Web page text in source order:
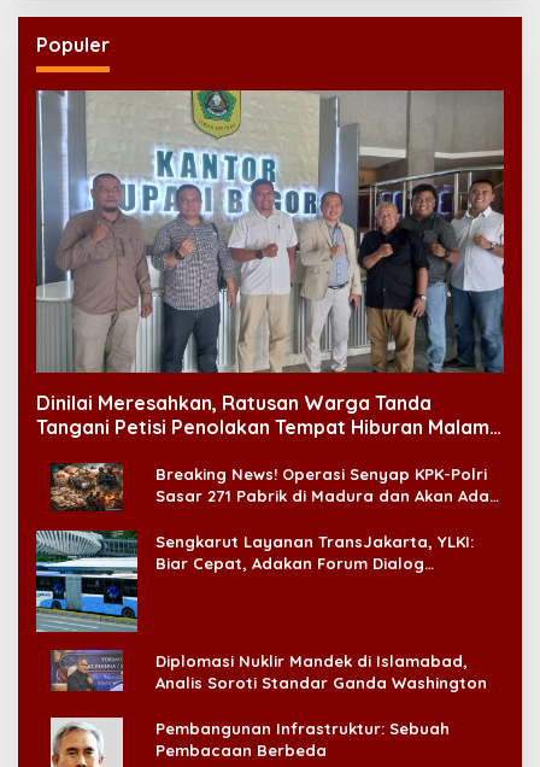
Populer
Dinilai Meresahkan, Ratusan Warga Tanda
Tangani Petisi Penolakan Tempat Hiburan Malam
Breaking News! Operasi Senyap KPK-Polri
Sasar 271 Pabrik di Madura dan Akan Ada
Sengkarut Layanan TransJakarta, YLKI:
Biar Cepat, Adakan Forum Dialog
Diplomasi Nuklir Mandek di Islamabad,
Analis Soroti Standar Ganda Washington
Pembangunan Infrastruktur: Sebuah
Pembacaan Berbeda